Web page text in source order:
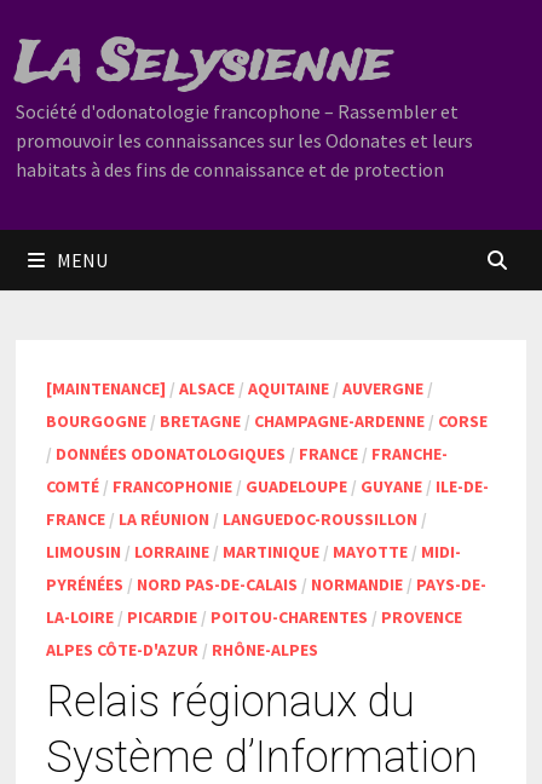
au
contenu
La Selysienne
Société d'odonatologie francophone – Rassembler et
promouvoir les connaissances sur les Odonates et leurs
habitats à des fins de connaissance et de protection
MENU
[MAINTENANCE] / ALSACE/ AQUITAINE/ AUVERGNE/
BOURGOGNE/ BRETAGNE/ CHAMPAGNE-ARDENNE/ CORSE
/ DONNÉES ODONATOLOGIQUES / FRANCE/ FRANCHE-
COMTÉ/ FRANCOPHONIE/ GUADELOUPE/ GUYANE/ ILE-DE-
FRANCE/ LA RÉUNION / LANGUEDOC-ROUSSILLON /
LIMOUSIN / LORRAINE/ MARTINIQUE/ MAYOTTE/ MIDI-
PYRÉNÉES / NORD PAS-DE-CALAIS / NORMANDIE/ PAYS-DE-
LA-LOIRE/ PICARDIE/ POITOU-CHARENTES / PROVENCE
ALPES CÔTE-D'AZUR/ RHÔNE-ALPES
Relais régionaux du
Système d’Information